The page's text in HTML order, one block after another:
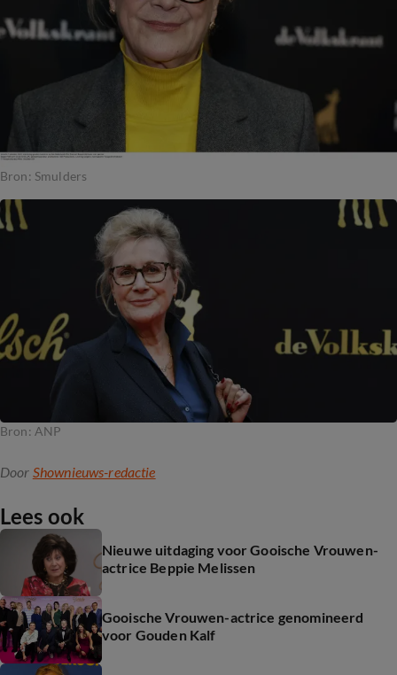
Bron: Smulders
Bron: ANP
Door Shownieuws-redactie
Lees ook
Nieuwe uitdaging voor Gooische Vrouwen-
actrice Beppie Melissen
Gooische Vrouwen-actrice genomineerd
voor Gouden Kalf